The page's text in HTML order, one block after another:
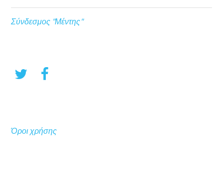
Σύνδεσμος "Μέντης"
Όροι χρήσης